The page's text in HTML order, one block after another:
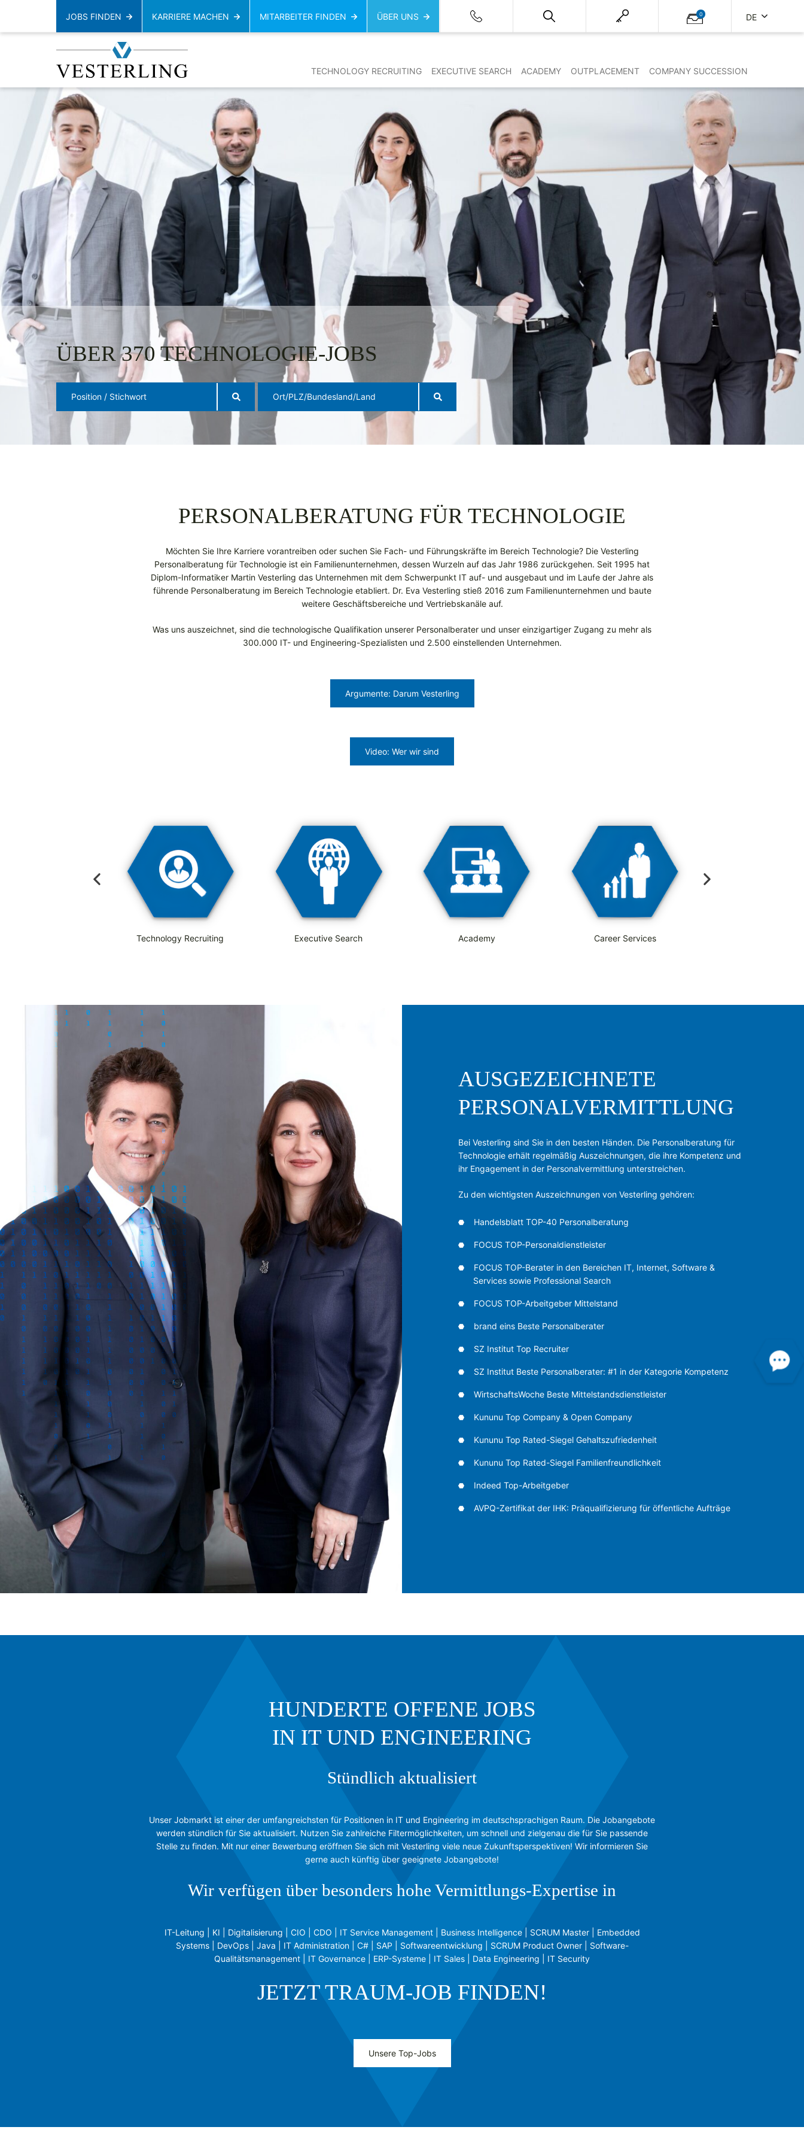
JOBS FINDEN KARRIERE MACHEN MITARBEITER FINDEN ÜBER UNS 0 DE
TECHNOLOGY RECRUITING EXECUTIVE SEARCH ACADEMY OUTPLACEMENT COMPANY SUCCESSION
ÜBER 370 TECHNOLOGIE-JOBS
PERSONALBERATUNG FÜR TECHNOLOGIE
Möchten Sie Ihre Karriere vorantreiben oder suchen Sie Fach- und Führungskräfte im Bereich Technologie? Die Vesterling
Personalberatung für Technologie ist ein Familienunternehmen, dessen Wurzeln auf das Jahr 1986 zurückgehen. Seit 1995 hat
Diplom-Informatiker Martin Vesterling das Unternehmen mit dem Schwerpunkt IT auf- und ausgebaut und im Laufe der Jahre als
führende Personalberatung im Bereich Technologie etabliert. Dr. Eva Vesterling stieß 2016 zum Familienunternehmen und baute
weitere Geschäftsbereiche und Vertriebskanäle auf.
Was uns auszeichnet, sind die technologische Qualifikation unserer Personalberater und unser einzigartiger Zugang zu mehr als
300.000 IT- und Engineering-Spezialisten und 2.500 einstellenden Unternehmen.
Argumente: Darum Vesterling
Video: Wer wir sind
Technology Recruiting Executive Search Academy Career Services
AUSGEZEICHNETE
PERSONALVERMITTLUNG
Bei Vesterling sind Sie in den besten Händen. Die Personalberatung für
Technologie erhält regelmäßig Auszeichnungen, die ihre Kompetenz und
ihr Engagement in der Personalvermittlung unterstreichen.
Zu den wichtigsten Auszeichnungen von Vesterling gehören:
Handelsblatt TOP-40 Personalberatung
FOCUS TOP-Personaldienstleister
FOCUS TOP-Berater in den Bereichen IT, Internet, Software &
Services sowie Professional Search
FOCUS TOP-Arbeitgeber Mittelstand
brand eins Beste Personalberater
SZ Institut Top Recruiter
SZ Institut Beste Personalberater: #1 in der Kategorie Kompetenz
WirtschaftsWoche Beste Mittelstandsdienstleister
Kununu Top Company & Open Company
Kununu Top Rated-Siegel Gehaltszufriedenheit
Kununu Top Rated-Siegel Familienfreundlichkeit
Indeed Top-Arbeitgeber
AVPQ-Zertifikat der IHK: Präqualifizierung für öffentliche Aufträge
HUNDERTE OFFENE JOBS
IN IT UND ENGINEERING
Stündlich aktualisiert
Unser Jobmarkt ist einer der umfangreichsten für Positionen in IT und Engineering im deutschsprachigen Raum. Die Jobangebote
werden stündlich für Sie aktualisiert. Nutzen Sie zahlreiche Filtermöglichkeiten, um schnell und zielgenau die für Sie passende
Stelle zu finden. Mit nur einer Bewerbung eröffnen Sie sich mit Vesterling viele neue Zukunftsperspektiven! Wir informieren Sie
gerne auch künftig über geeignete Jobangebote!
Wir verfügen über besonders hohe Vermittlungs-Expertise in
IT-Leitung | KI | Digitalisierung | CIO | CDO | IT Service Management | Business Intelligence | SCRUM Master | Embedded
Systems | DevOps | Java | IT Administration | C# | SAP | Softwareentwicklung | SCRUM Product Owner | Software-
Qualitätsmanagement | IT Governance | ERP-Systeme | IT Sales | Data Engineering | IT Security
JETZT TRAUM-JOB FINDEN!
Unsere Top-Jobs